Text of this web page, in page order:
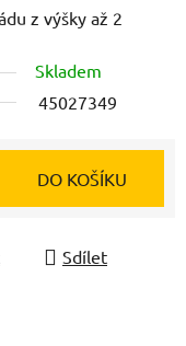
z výšky až 2
Skladem
45027349
DO KOŠÍKU
Sdílet